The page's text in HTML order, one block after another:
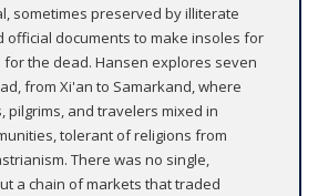
sometimes preserved by illiterate
official documents to make insoles for
the dead. Hansen explores seven
from Xi'an to Samarkand, where
pilgrims, and travelers mixed in
tolerant of religions from
There was no single,
a chain of markets that traded